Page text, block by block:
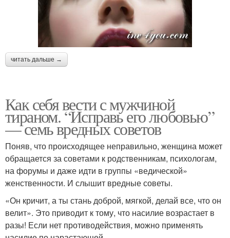
читать дальше →
Как себя вести с мужчиной
тираном. “Исправь его любовью”
— семь вредных советов
Поняв, что происходящее неправильно, женщина может
обращается за советами к родственникам, психологам,
на форумы и даже идти в группы «ведической»
женственности. И слышит вредные советы.
«Он кричит, а ты стань доброй, мягкой, делай все, что он
велит». Это приводит к тому, что насилие возрастает в
разы! Если нет противодействия, можно применять